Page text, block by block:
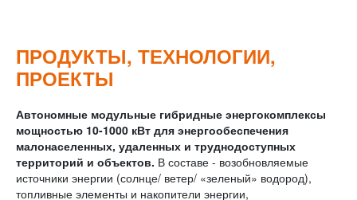
ПРОДУКТЫ, ТЕХНОЛОГИИ,
ПРОЕКТЫ
Автономные модульные гибридные энергокомплексы
мощностью 10-1000 кВт для энергообеспечения
малонаселенных, удаленных и труднодоступных
территорий и объектов. В составе - возобновляемые
источники энергии (солнце/ ветер/ «зеленый» водород),
топливные элементы и накопители энергии,